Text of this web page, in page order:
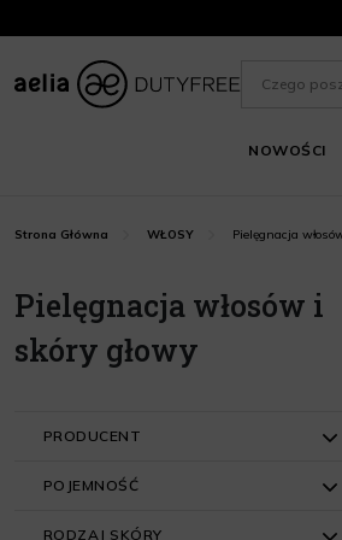
NOWOŚCI
Strona Główna WŁOSY Pielęgnacja
Pielęgnacja włosów i
skóry głowy
PRODUCENT
BasicLab (7)
POJEMNOŚĆ
RODZAJ SKÓRY